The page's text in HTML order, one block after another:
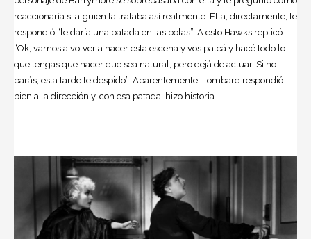
reaccionaría si alguien la trataba así realmente. Ella, directamente, le
respondió “le daría una patada en las bolas”. A esto Hawks replicó
“Ok, vamos a volver a hacer esta escena y vos pateá y hacé todo lo
que tengas que hacer que sea natural, pero dejá de actuar. Si no
parás, esta tarde te despido”. Aparentemente, Lombard respondió
bien a la dirección y, con esa patada, hizo historia.